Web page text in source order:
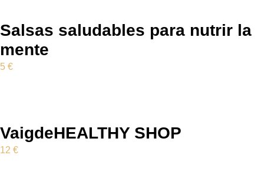
Salsas saludables para nutrir la
mente
5 €
VaigdeHEALTHY SHOP
12 €